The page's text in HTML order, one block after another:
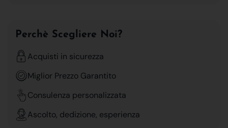
Perchè Scegliere Noi?
Acquisti in sicurezza
Miglior Prezzo Garantito
Consulenza personalizzata
Ascolto, dedizione, esperienza